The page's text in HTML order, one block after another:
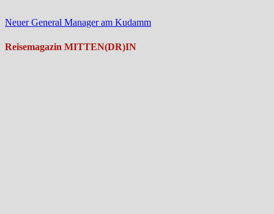
Neuer General Manager am Kudamm
Reisemagazin MITTEN(DR)IN